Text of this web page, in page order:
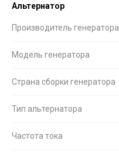
Альтернатор
Производитель генератора
Модель генератора
Страна сборки генератора
Тип альтернатора
Частота тока